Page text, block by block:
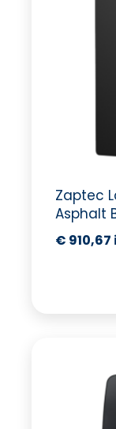
Zaptec
Asphalt
€ 910,67